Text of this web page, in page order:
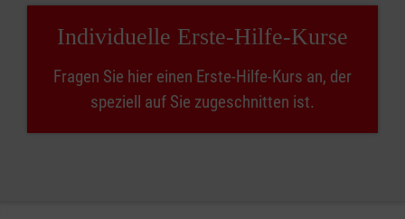
Individuelle Erste-Hilfe-Kurse
Fragen Sie hier einen Erste-Hilfe-Kurs an, der
speziell auf Sie zugeschnitten ist.